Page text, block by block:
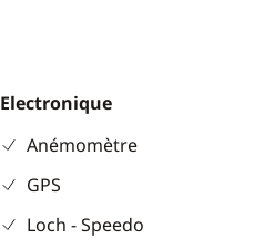
Electronique
Anémomètre
GPS
Loch - Speedo